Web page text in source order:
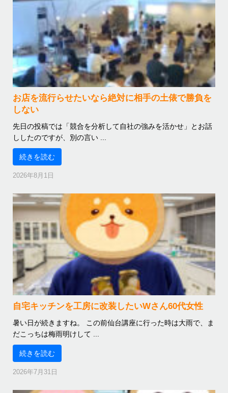
お店を流行らせたいなら絶対に相手の土俵で勝負を
しない
先日の投稿では「競合を分析して自社の強みを活かせ」とお話
ししたのですが、別の言い ...
続きを読む
2026年8月1日
自宅キッチンを工房に改装したいWさん60代女性
暑い日が続きますね。 この前仙台講座に行った時は大雨で、ま
だこっちは梅雨明けして ...
続きを読む
2026年7月31日